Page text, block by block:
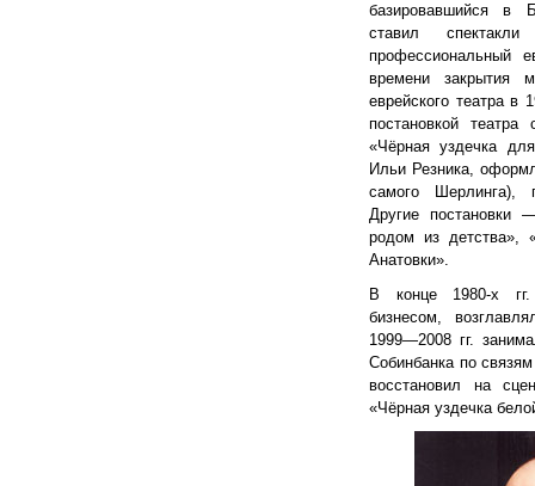
базировавшийся в
ставил
профессиональный
времени закрытия
еврейского театра в
постановкой театра
«Чёрная уздечка
Ильи Резника,
самого Шерлинга),
Другие постановки
родом из детства»,
Анатовки».
В конце 1980-х гг.
бизнесом,
1999—2008 гг.
Собинбанка по
восстановил на
«Чёрная уздечка